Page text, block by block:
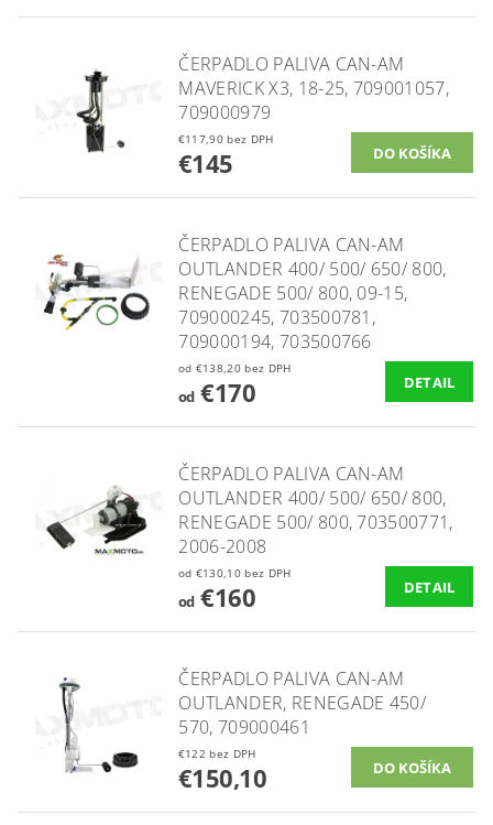
ČERPADLO PALIVA CAN-AM
MAVERICK X3, 18-25, 709001057,
709000979
€117,90 bez DPH
€145
ČERPADLO PALIVA CAN-AM
OUTLANDER 400/ 500/ 650/ 800,
RENEGADE 500/ 800, 09-15,
709000245, 703500781,
709000194, 703500766
od €138,20 bez DPH
od€170 DETAIL
ČERPADLO PALIVA CAN-AM
OUTLANDER 400/ 500/ 650/ 800,
RENEGADE 500/ 800, 703500771,
2006-2008
od €130,10 bez DPH
od€160 DETAIL
ČERPADLO PALIVA CAN-AM
OUTLANDER, RENEGADE 450/
570, 709000461
€122 bez DPH
€150,10